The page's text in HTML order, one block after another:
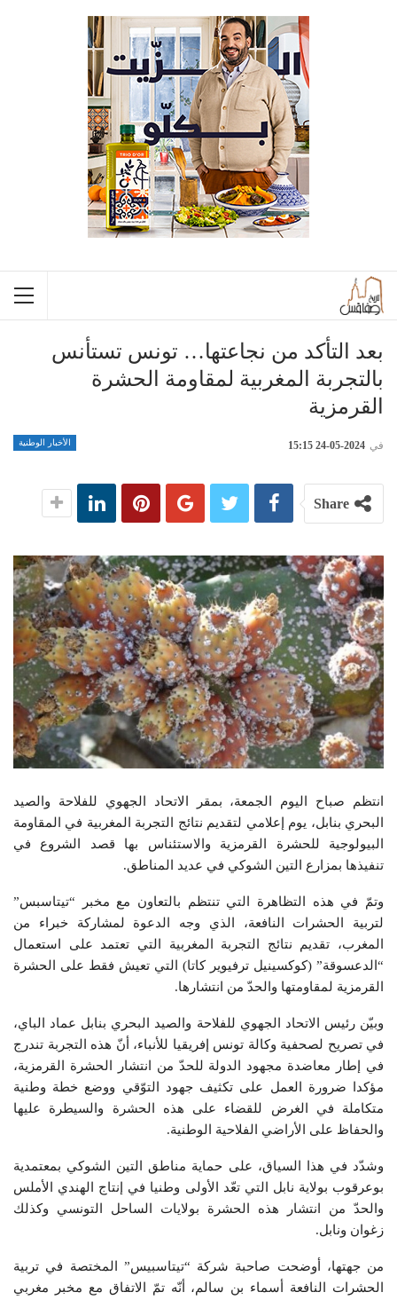
بعد التأكد من نجاعتها… تونس تستأنس
بالتجربة المغربية لمقاومة الحشرة
القرمزية
الأخبار الوطنية في 2024-05-24 15:15
Share
انتظم صباح اليوم الجمعة، بمقر الاتحاد الجهوي للفلاحة والصيد
البحري بنابل، يوم إعلامي لتقديم نتائج التجربة المغربية في المقاومة
البيولوجية للحشرة القرمزية والاستئناس بها قصد الشروع في
تنفيذها بمزارع التين الشوكي في عديد المناطق.
وتمّ في هذه التظاهرة التي تنتظم بالتعاون مع مخبر “تيتاسبس”
لتربية الحشرات النافعة، الذي وجه الدعوة لمشاركة خبراء من
المغرب، تقديم نتائج التجربة المغربية التي تعتمد على استعمال
“الدعسوقة” (كوكسينيل ترفيوير كاتا) التي تعيش فقط على الحشرة
القرمزية لمقاومتها والحدّ من انتشارها.
وبيّن رئيس الاتحاد الجهوي للفلاحة والصيد البحري بنابل عماد الباي،
في تصريح لصحفية وكالة تونس إفريقيا للأنباء، أنّ هذه التجربة تندرج
في إطار معاضدة مجهود الدولة للحدّ من انتشار الحشرة القرمزية،
مؤكدا ضرورة العمل على تكثيف جهود التوّقي ووضع خطة وطنية
متكاملة في الغرض للقضاء على هذه الحشرة والسيطرة عليها
والحفاظ على الأراضي الفلاحية الوطنية.
وشدّد في هذا السياق، على حماية مناطق التين الشوكي بمعتمدية
بوعرقوب بولاية نابل التي تعّد الأولى وطنيا في إنتاج الهندي الأملس
والحدّ من انتشار هذه الحشرة بولايات الساحل التونسي وكذلك
زغوان ونابل.
من جهتها، أوضحت صاحبة شركة “تيتاسبيس” المختصة في تربية
الحشرات النافعة أسماء بن سالم، أنّه تمّ الاتفاق مع مخبر مغربي